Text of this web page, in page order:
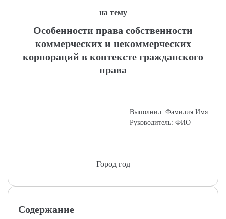
на тему
Особенности права собственности
коммерческих и некоммерческих
корпораций в контексте гражданского
права
Выполнил: Фамилия Имя
Руководитель: ФИО
Город год
Содержание